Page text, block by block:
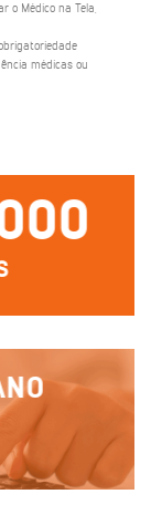
o Médico na Tela,
médicas ou